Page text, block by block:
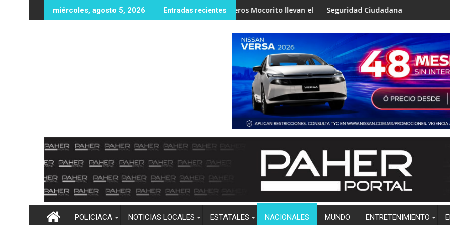
al
miércoles, agosto 5, 2026 Entradas recientes
millones de dólares en recompensas por líderes del CJNG
Protección Civil y Bomberos Mocorito llevan el programa “Aprende a No Quemarte” a niños de
Seguridad Ciudadana de Salvador Alvarado
POLICIACA NOTICIAS LOCALES ESTATALES NACIONALES MUNDO ENTRETENIMIENTO